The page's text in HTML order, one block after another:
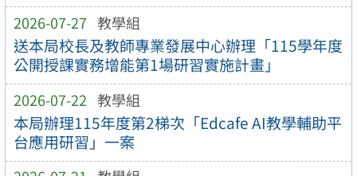
2026-07-27 教學組
送本局校長及教師專業發展中心辦理「115學年度
公開授課實務增能第1場研習實施計畫」
2026-07-22 教學組
本局辦理115年度第2梯次「Edcafe AI教學輔助平
台應用研習」一案